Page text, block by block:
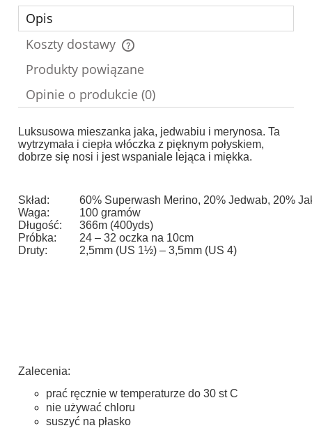
Opis
Koszty dostawy
Cena nie zawiera ewentualnych kosztów płatności
Produkty powiązane
Opinie o produkcie (0)
Luksusowa mieszanka jaka, jedwabiu i merynosa. Ta
wytrzymała i ciepła włóczka z pięknym połyskiem,
dobrze się nosi i jest wspaniale lejąca i miękka.
Skład:
60% Superwash Merino, 20% Jedwab, 20%
Waga:
100 gramów
Długość:
366m (400yds)
Próbka:
24 – 32 oczka na 10cm
Druty:
2,5mm (US 1½) – 3,5mm (US 4)
Zalecenia:
prać ręcznie w temperaturze do 30 st C
nie używać chloru
suszyć na płasko